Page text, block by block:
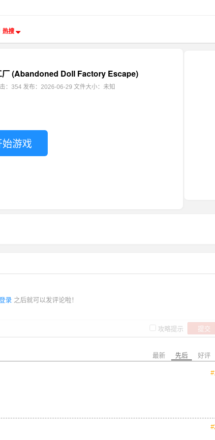
热搜
厂 (Abandoned Doll Factory Escape)
：354 发布：2026-06-29 文件大小：未知
始游戏
录 之后就可以发评论啦！
攻略提示 提交
最新 先后 好评